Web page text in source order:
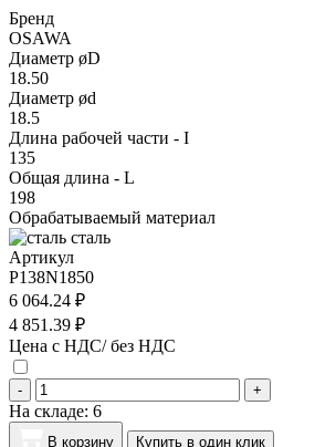
Бренд
OSAWA
Диаметр øD
18.50
Диаметр ød
18.5
Длина рабочей части - I
135
Общая длина - L
198
Обрабатываемый материал
сталь
Артикул
P138N1850
6 064.24 ₽
4 851.39 ₽
Цена с НДС/ без НДС
- +
На складе: 6
В корзину Купить в один клик